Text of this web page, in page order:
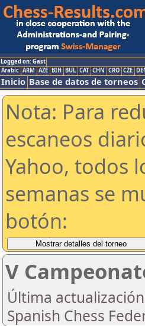
Logged on: Gast
Arabic ARM AZE BIH BUL CAT CHN CRO CZE
Inicio Base de datos de torneos
Nota: Para
escaneos
Yahoo, todos
semanas se
botón:
V
Última
Spanish Chess